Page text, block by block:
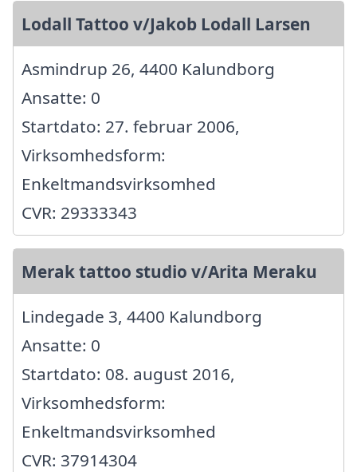
Lodall Tattoo v/Jakob Lodall Larsen
Asmindrup 26, 4400 Kalundborg
Ansatte: 0
Startdato: 27. februar 2006,
Virksomhedsform:
Enkeltmandsvirksomhed
CVR: 29333343
Merak tattoo studio v/Arita Meraku
Lindegade 3, 4400 Kalundborg
Ansatte: 0
Startdato: 08. august 2016,
Virksomhedsform:
Enkeltmandsvirksomhed
CVR: 37914304